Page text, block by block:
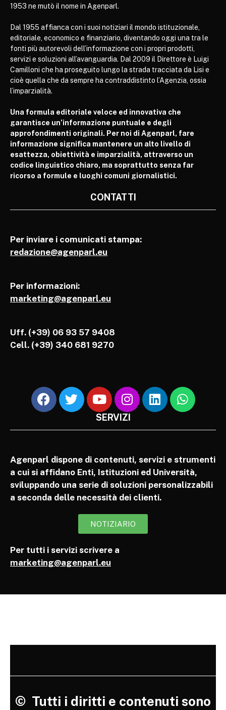
1953 ne mutò il nome in Agenparl.
Dal 1955 affianca con i suoi notiziari il mondo istituzionale,
editoriale, economico e finanziario, diventando oggi una tra le
fonti più autorevoli dell’informazione con i propri prodotti,
servizi e soluzioni all’avanguardia. Dal 2009 il Direttore è Luigi
Camilloni che ha proseguito lungo la strada tracciata da Lisi e
cioè quella che da sempre ha contraddistinto l’Agenzia, ossia
l’imparzialità.
Una formula editoriale veloce ed innovativa che
garantisce un’informazione puntuale e degli
approfondimenti originali. Per noi di Agenparl, fare
informazione significa mantenere un alto livello di
esattezza, obiettività e imparzialità, attraverso un
codice linguistico chiaro, ma soprattutto senza far
ricorso a formule e luoghi comuni giornalistici.
CONTATTI
Per inviare i comunicati stampa:
redazione@agenparl.eu
Per informazioni:
marketing@agenparl.eu
Uff. (+39) 06 93 57 9408
Cell. (+39) 340 681 9270
SERVIZI
Agenparl dispone di contenuti, servizi e strumenti
a cui si affidano Enti, Istituzioni ed Università,
sviluppando una serie di soluzioni personalizzabili
a seconda delle necessità dei clienti.
NOTIZIARIO
Per tutti i servizi scrivere a
marketing@agenparl.eu
© Tutti i diritti e contenuti sono